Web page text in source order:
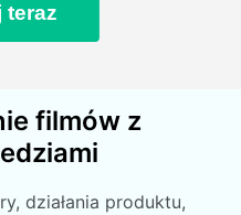
teraz
filmów z
działania produktu,